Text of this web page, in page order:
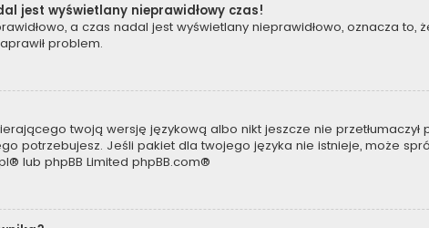
jest wyświetlany nieprawidłowy czas!
a czas nadal jest wyświetlany nieprawidłowo, oznacza to,
problem.
twoją wersję językową albo nikt jeszcze nie przetłumaczył
potrzebujesz. Jeśli pakiet dla twojego języka nie istnieje, może
® lub phpBB Limited phpBB.com®